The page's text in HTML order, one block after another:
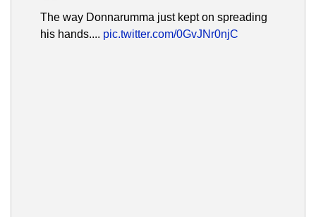
The way Donnarumma just kept on spreading
his hands.... pic.twitter.com/0GvJNr0njC